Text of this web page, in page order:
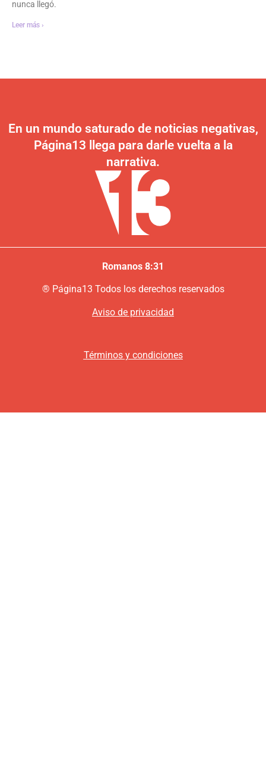
nunca llegó.
Leer más ›
En un mundo saturado de noticias negativas,
Página13 llega para darle vuelta a la
narrativa.
Romanos 8:31
® Página13 Todos los derechos reservados
Aviso de privacidad
Términos y condiciones